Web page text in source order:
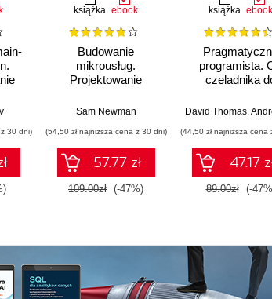
30 dni)
książka ebook
Budowanie
mikrousług.
Projektowanie
systemów. Wydanie
Sam Newman
(54,50 zł najniższa cena z 30 dni)
57.77 zł
109.00zł (-47%)
książka ebook
programista.
czeladnika
David Thomas,Andrew
(44,50 zł najniższa cena
47.17
89.00zł (-